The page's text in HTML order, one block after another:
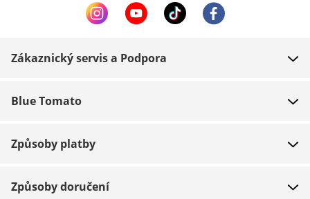
Zákaznický servis a Podpora
Platba
Navrácení zboží
Blue Tomato
Práce
Způsoby platby
Způsoby doručení